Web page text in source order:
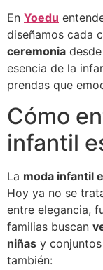
En Yoedu
diseñamos cada
ceremonia
esencia de la
prendas que
Cómo
infantil
La moda infantil
Hoy ya no se
entre elegancia,
familias buscan
niñas y
también: